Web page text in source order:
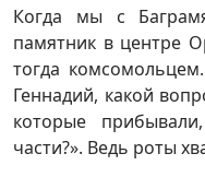
Когда мы с
памятник в центре
тогда
Геннадий, какой
которые
части?». Ведь роты